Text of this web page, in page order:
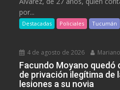
por...
Destacadas Policiales Tucumán
4 de agosto de 2026
Facundo Moyano quedó
de privación ilegítima de
lesiones a su novia